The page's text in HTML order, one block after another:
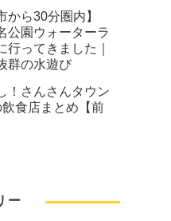
から30分圏内】
公園ウォーターラ
行ってきました｜
群の水遊び
！さんさんタウン
食店まとめ【前
ー